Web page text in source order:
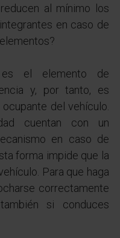
al mínimo los
en caso de
el elemento de
y, por tanto, es
del vehículo.
cuentan con un
en caso de
forma impide que la
Para que haga
correctamente
si conduces